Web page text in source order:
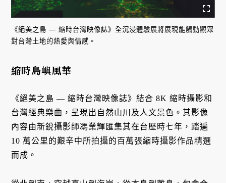
《絕美之島 — 縮時台灣映像誌》全沉浸體驗展將展現能觸動觀眾
對台灣土地的熱愛與情感。
縮時島嶼風華
《絕美之島 — 縮時台灣映像誌》結合 8K 縮時攝影和
台灣經典樂曲，呈現出自然山川及人文景色。其影像
內容由新銳攝影師馮業輝匯集其在台歷時七年，踏遍
10 萬公里的艱辛中所拍攝的百萬張縮時攝影作品精選
而成。